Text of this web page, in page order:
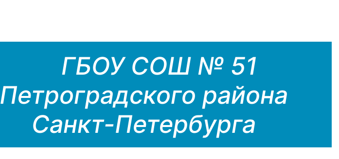
ГБОУ СОШ № 51
Петроградского района
Санкт-Петербурга